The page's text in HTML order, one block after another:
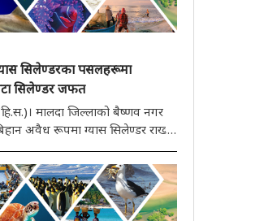
सिलेण्डरका पसलहरूमा
सिलेण्डर जफत
मालदा जिल्लाको बैष्णव नगर
अवैध रूपमा ग्यास सिलेण्डर राख्ने
लगभग 11:30 बजे डीएसपी (डीईबी),
मालदाको नेतृत्वमा गरिएको हो। छापेमारीमा..